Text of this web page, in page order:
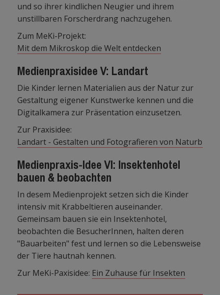
und so ihrer kindlichen Neugier und ihrem
unstillbaren Forscherdrang nachzugehen.
Zum MeKi-Projekt:
Mit dem Mikroskop die Welt entdecken
Medienpraxisidee V: Landart
Die Kinder lernen Materialien aus der Natur zur
Gestaltung eigener Kunstwerke kennen und die
Digitalkamera zur Präsentation einzusetzen.
Zur Praxisidee:
Landart - Gestalten und Fotografieren von
Medienpraxis-Idee VI: Insektenhotel
bauen & beobachten
In desem Medienprojekt setzen sich die Kinder
intensiv mit Krabbeltieren auseinander.
Gemeinsam bauen sie ein Insektenhotel,
beobachten die BesucherInnen, halten deren
"Bauarbeiten" fest und lernen so die Lebensweise
der Tiere hautnah kennen.
Zur MeKi-Paxisidee: Ein Zuhause für Insekten